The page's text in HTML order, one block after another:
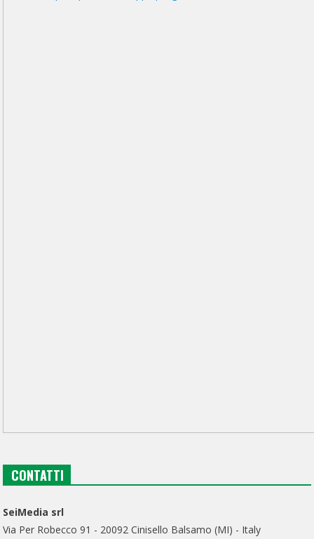
CONTATTI
SeiMedia srl
Via Per Robecco 91 - 20092 Cinisello Balsamo (MI) - Italy